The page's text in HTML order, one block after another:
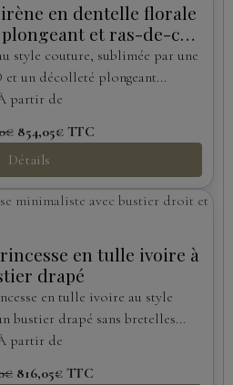
en dentelle florale
et ras-de-cou
style couture, sublimée par une
un décolleté plongeant...
partir de
854,05€ TTC
Détails
en tulle ivoire à
drapé
en tulle ivoire au style
bustier drapé sans bretelles...
partir de
816,05€ TTC